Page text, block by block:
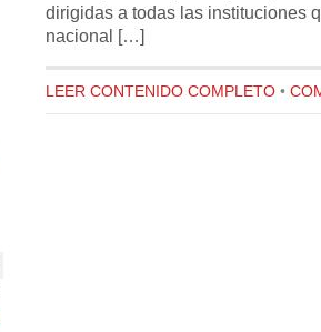
dirigidas a todas las instituciones
nacional […]
LEER CONTENIDO COMPLETO •